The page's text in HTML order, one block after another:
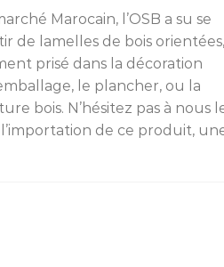
Marocain, l’OSB a su se
de lamelles de bois orientées,
prisé dans la décoration
le plancher, ou la
bois. N’hésitez pas à nous
de ce produit,